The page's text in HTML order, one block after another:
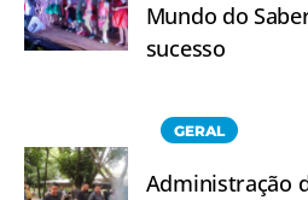
Mundo do
sucesso
GERAL
Administração